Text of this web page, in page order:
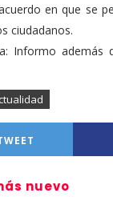
en que se
ciudadanos.
Informo
nuevo